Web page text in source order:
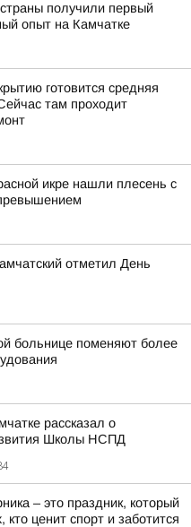
получили первый
опыт на Камчатке
готовится средняя
там проходит
икре нашли плесень с
отметил День
больнице поменяют более
рассказал о
Школы НСПД
– это праздник, который
кто ценит спорт и заботится